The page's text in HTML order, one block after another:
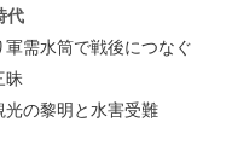
代
需水筒で戦後につなぐ
の黎明と水害受難